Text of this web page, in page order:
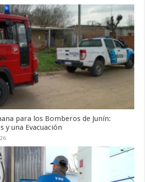
para los Bomberos de Junín:
y una Evacuación